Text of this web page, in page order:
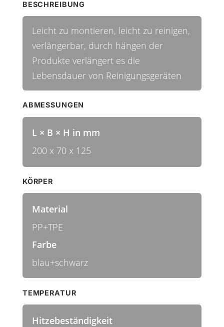
BESCHREIBUNG
Leicht zu montieren, leicht zu reinigen,
verlängerbar, durch hängen der
Produkte verlängert es die
Lebensdauer von Reinigungsgeräten
ABMESSUNGEN
L × B × H in mm
200 x 70 x 125
KÖRPER
Material
PP+TPE
Farbe
blau+schwarz
TEMPERATUR
Hitzebeständigkeit